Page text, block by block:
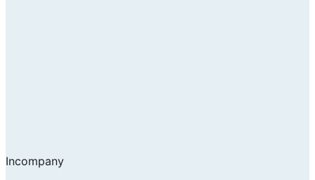
Incompany